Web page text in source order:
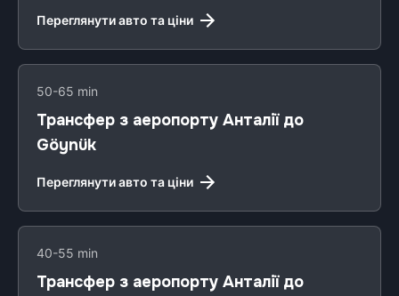
Переглянути авто та ціни
50-65 min
Трансфер з аеропорту Анталії до
Göynük
Переглянути авто та ціни
40-55 min
Трансфер з аеропорту Анталії до